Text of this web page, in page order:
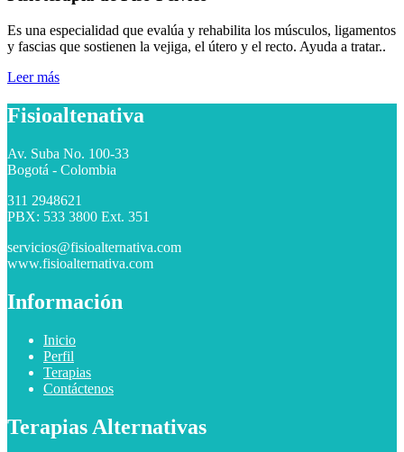
Es una especialidad que evalúa y rehabilita los músculos, ligamentos
y fascias que sostienen la vejiga, el útero y el recto. Ayuda a tratar..
Leer más
Fisioaltenativa
Av. Suba No. 100-33
Bogotá - Colombia
311 2948621
PBX: 533 3800 Ext. 351
servicios@fisioalternativa.com
www.fisioalternativa.com
Información
Inicio
Perfil
Terapias
Contáctenos
Terapias Alternativas